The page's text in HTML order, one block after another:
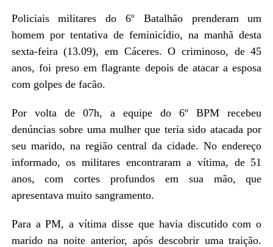
Policiais militares do 6º Batalhão prenderam um
homem por tentativa de feminicídio, na manhã desta
sexta-feira (13.09), em Cáceres. O criminoso, de 45
anos, foi preso em flagrante depois de atacar a esposa
com golpes de facão.
Por volta de 07h, a equipe do 6º BPM recebeu
denúncias sobre uma mulher que teria sido atacada por
seu marido, na região central da cidade. No endereço
informado, os militares encontraram a vítima, de 51
anos, com cortes profundos em sua mão, que
apresentava muito sangramento.
Para a PM, a vítima disse que havia discutido com o
marido na noite anterior, após descobrir uma traição.